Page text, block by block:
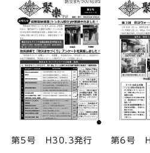
第5号 H30.3発行 第6号